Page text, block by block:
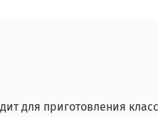
для приготовления